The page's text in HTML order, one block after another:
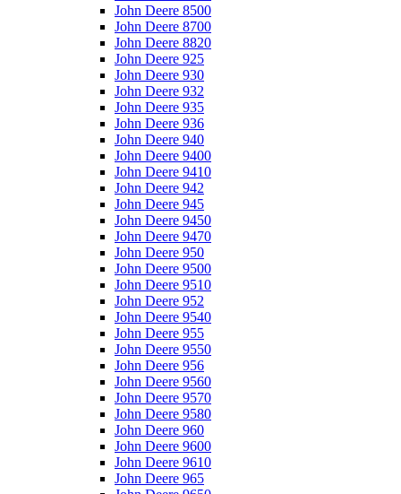
John Deere 8500
John Deere 8700
John Deere 8820
John Deere 925
John Deere 930
John Deere 932
John Deere 935
John Deere 936
John Deere 940
John Deere 9400
John Deere 9410
John Deere 942
John Deere 945
John Deere 9450
John Deere 9470
John Deere 950
John Deere 9500
John Deere 9510
John Deere 952
John Deere 9540
John Deere 955
John Deere 9550
John Deere 956
John Deere 9560
John Deere 9570
John Deere 9580
John Deere 960
John Deere 9600
John Deere 9610
John Deere 965